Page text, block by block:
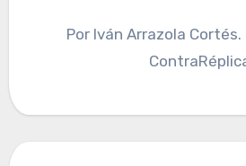
Por Iván Arrazola Cortés. Publicado en